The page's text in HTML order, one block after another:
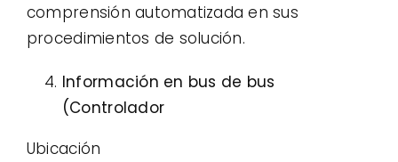
comprensión automatizada en sus
procedimientos de solución.
Información en bus de bus
(Controlador
Ubicación